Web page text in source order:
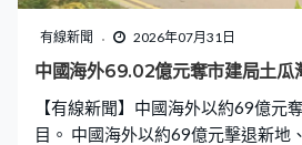
有線新聞 2026年07月31日
中國海外69.02億元奪市建局土瓜
【有線新聞】中國海外以約69億元
目。 中國海外以約69億元擊退新地